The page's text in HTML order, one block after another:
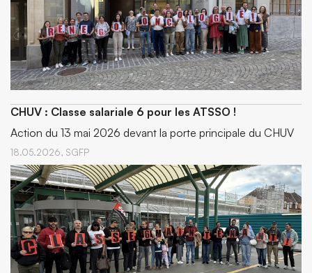
CHUV : Classe salariale 6 pour les ATSSO !
Action du 13 mai 2026 devant la porte principale du CHUV
18.05.2026, SGFP